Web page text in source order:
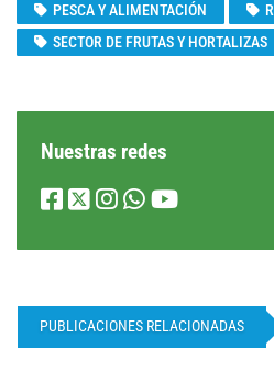
PESCA Y ALIMENTACIÓN
SECTOR DE FRUTAS Y HORTALIZAS
Nuestras redes
PUBLICACIONES RELACIONADAS